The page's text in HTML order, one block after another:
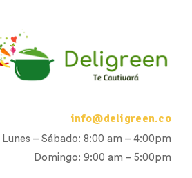
info@deligreen.co
Lunes – Sábado: 8:00 am – 4:00pm
Domingo: 9:00 am – 5:00pm